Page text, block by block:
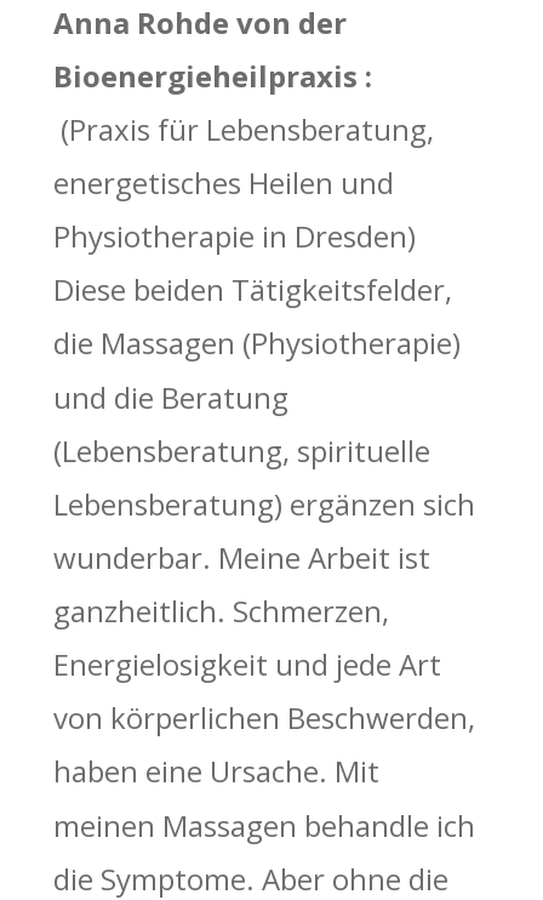
Anna Rohde von der
Bioenergieheilpraxis :
(Praxis für Lebensberatung,
energetisches Heilen und
Physiotherapie in Dresden)
Diese beiden Tätigkeitsfelder,
die Massagen (Physiotherapie)
und die Beratung
(Lebensberatung, spirituelle
Lebensberatung) ergänzen sich
wunderbar. Meine Arbeit ist
ganzheitlich. Schmerzen,
Energielosigkeit und jede Art
von körperlichen Beschwerden,
haben eine Ursache. Mit
meinen Massagen behandle ich
die Symptome. Aber ohne die